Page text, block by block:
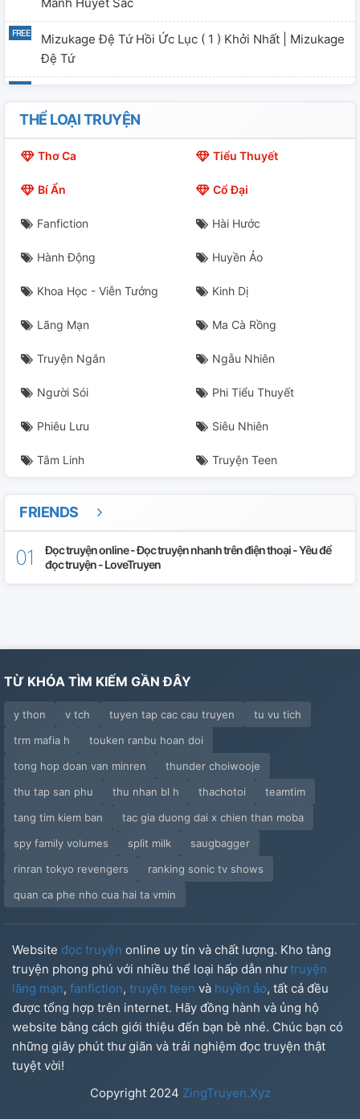
Mảnh Huyết Sắc
Mizukage Đệ Tứ Hồi Ức Lục ( 1 ) Khởi Nhất | Mizukage
Đệ Tứ
( 3 ) Thừa Nhất | ' Đồng '
THỂ LOẠI TRUYỆN
Thơ Ca Tiểu Thuyết
Bí Ẩn Cổ Đại
Fanfiction Hài Hước
Hành Động Huyền Ảo
Khoa Học - Viễn Tưởng Kinh Dị
Lãng Mạn Ma Cà Rồng
Truyện Ngắn Ngẫu Nhiên
Người Sói Phi Tiểu Thuyết
Phiêu Lưu Siêu Nhiên
Tâm Linh Truyện Teen
FRIENDS
Đọc truyện online - Đọc truyện nhanh trên điện thoại - Yêu để
đọc truyện - LoveTruyen
TỪ KHÓA TÌM KIẾM GẦN ĐÂY
y thon v tch tuyen tap cac cau truyen
tu vu tich
trm mafia h
touken ranbu hoan doi
tong hop doan van minren
thunder choiwooje
thu tap san phu
thu nhan bl h thachotoi
teamtim
tang tim kiem ban
tac gia duong dai x chien than moba
spy family volumes
split milk
saugbagger
rinran tokyo revengers
ranking sonic tv shows
quan ca phe nho cua hai ta vmin
Website đọc truyện online uy tín và chất lượng. Kho tàng
truyện phong phú với nhiều thể loại hấp dẫn nhưtruyện
lãng mạn, fanfiction, truyện teen và huyền ảo, tất cả đều
được tổng hợp trên internet. Hãy đồng hành và ủng hộ
website bằng cách giới thiệu đến bạn bè nhé. Chúc bạn có
những giây phút thư giãn và trải nghiệm đọc truyện thật
tuyệt vời!
Copyright 2024 ZingTruyen.Xyz